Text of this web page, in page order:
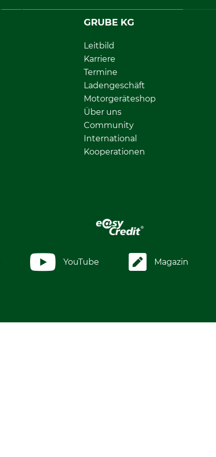
GRUBE KG
Leitbild
Karriere
Termine
Ladengeschäft
Motorgeräteshop
Über uns
Community
International
Kooperationen
YouTube Magazin